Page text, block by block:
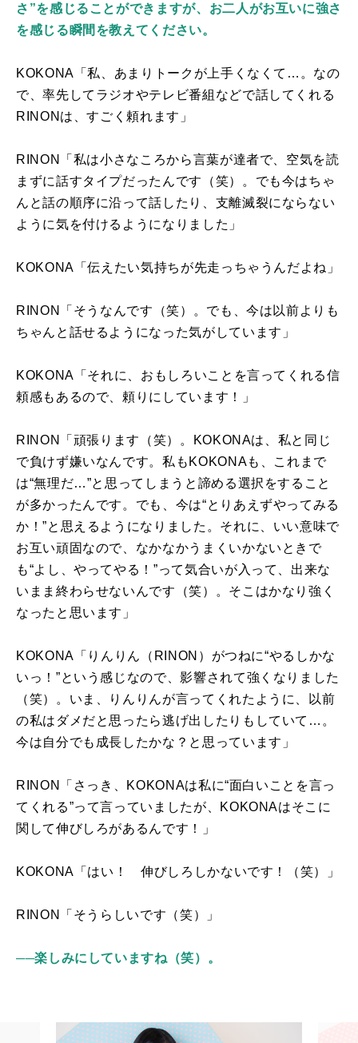
さ”を感じることができますが、お二人がお互いに強さ
を感じる瞬間を教えてください。
KOKONA「私、あまりトークが上手くなくて … 。 なの
で、率先してラジオやテレビ番組などで話してくれる
RINON は、すごく頼れます」
RINON「私は小さなころから言葉が達者で、空気を読
まずに話すタイプだったんです（笑）。でも今はちゃ
んと話の順序に沿って話したり、支離滅裂にならない
ように気を付けるようになりました」
KOKONA「伝えたい気持ちが先走っちゃうんだよね」
RINON「そうなんです（笑）。でも、今は以前よりも
ちゃんと話せるようになった気がしています」
KOKONA「それに、おもしろいことを言ってくれる信
頼感もあるので、頼りにしています！」
RINON「頑張ります（笑）。 KOKONAは、私と同じ
で負けず嫌いなんです。私も KOKONAも、これまで
は“無理だ…”と思ってしまうと諦める選択をすること
が多かったんです。でも、今は“とりあえずやってみる
か！”と思えるようになりました。それに、いい意味で
お互い頑固なので、なかなかうまくいかないときで
も“よし、やってやる！”って気合いが入って、出来な
いまま終わらせないんです（笑）。そこはかなり強く
なったと思います」
KOKONA「りんりん（ RINON ）がつねに“やるしかな
いっ！ ”という感じなので、影響されて強くなりました
（笑）。いま、りんりんが言ってくれたように、以前
の私はダメだと思ったら逃げ出したりもしていて … 。
今は自分でも成長したかな？と思っています」
RINON「さっき、 KOKONAは私に“面白いことを言っ
てくれる”って言っていました が KOKONAはそこに
関して伸びしろがあるんです！」
KOKONA「はい！ 伸びしろしかないです！（笑）」
RINON「そうらしいです（笑）」
──楽しみにしていますね（笑）。